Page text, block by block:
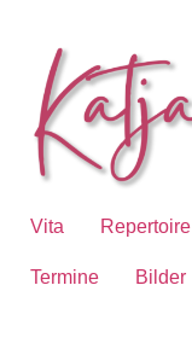
Vita Repertoire
Termine Bilder